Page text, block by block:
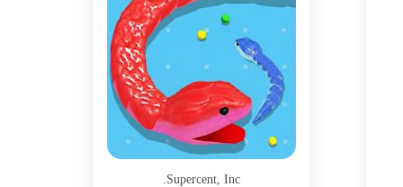
Supercent, Inc.